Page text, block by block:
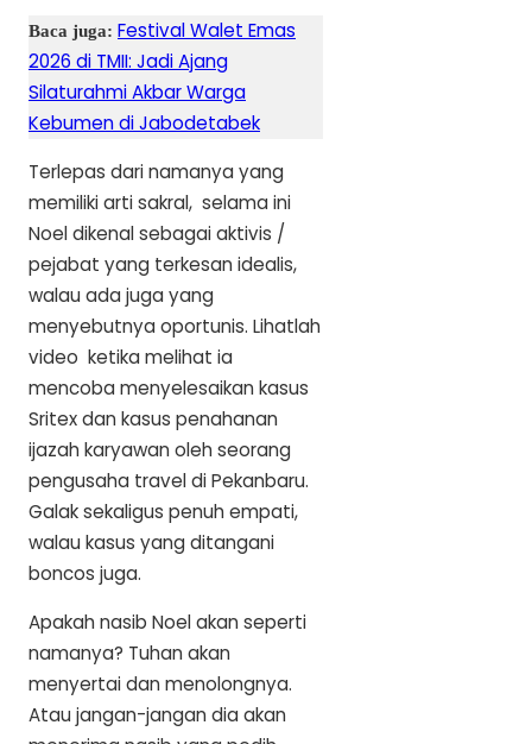
Baca juga: Festival Walet Emas
2026 di TMII: Jadi Ajang
Silaturahmi Akbar Warga
Kebumen di Jabodetabek
Terlepas dari namanya yang
memiliki arti sakral, selama ini
Noel dikenal sebagai aktivis /
pejabat yang terkesan idealis,
walau ada juga yang
menyebutnya oportunis. Lihatlah
video ketika melihat ia
mencoba menyelesaikan kasus
Sritex dan kasus penahanan
ijazah karyawan oleh seorang
pengusaha travel di Pekanbaru.
Galak sekaligus penuh empati,
walau kasus yang ditangani
boncos juga.
Apakah nasib Noel akan seperti
namanya? Tuhan akan
menyertai dan menolongnya.
Atau jangan-jangan dia akan